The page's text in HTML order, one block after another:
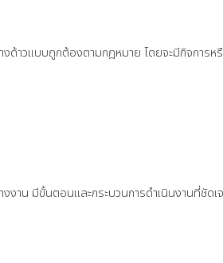
ด้าวแบบถูกต้องตามกฎหมาย โดยจะมีกิจการ
าน มีขั้นตอนและกระบวนการดำเนินงานที่ชัดเ